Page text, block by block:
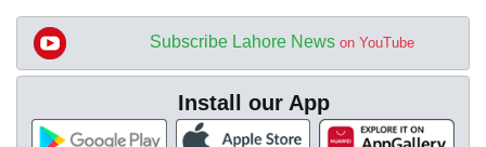
Subscribe Lahore News on YouTube
Install our App